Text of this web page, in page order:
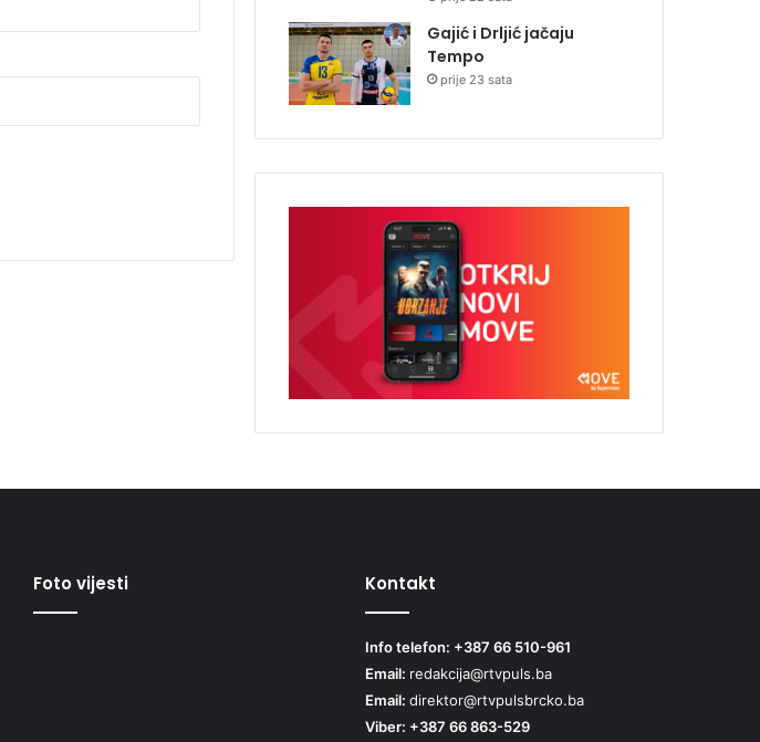
Gajić i Drljić jačaju
Tempo
prije 23 sata
Foto vijesti Kontakt
Info telefon: +387 66 510-961
Email: redakcija@rtvpuls.ba
Email: direktor@rtvpulsbrcko.ba
Viber: +387 66 863-529